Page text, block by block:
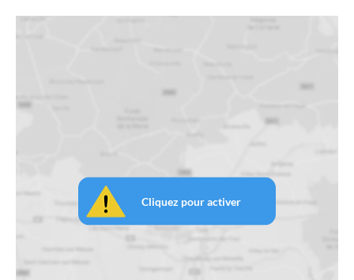
Cliquez pour activer